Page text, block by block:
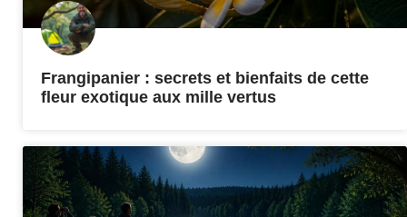
Frangipanier : secrets et bienfaits de cette
fleur exotique aux mille vertus